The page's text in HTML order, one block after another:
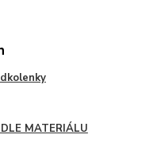
MATERIÁLU